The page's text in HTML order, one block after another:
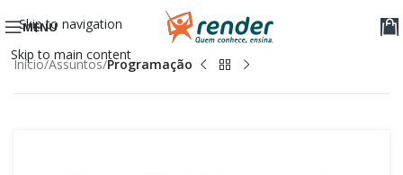
Skip to navigation
Skip to main content
MENU
Início Assuntos Programação